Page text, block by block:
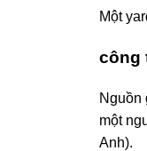
Một
công
Nguồn
một
Anh).